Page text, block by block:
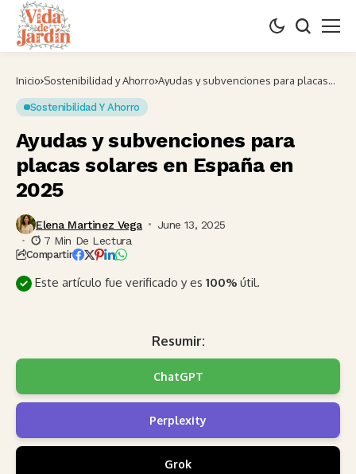
Inicio Sostenibilidad y Ahorro Ayudas y subvenciones para placas
Sostenibilidad Y Ahorro
Ayudas y subvenciones para
placas solares en España en
2025
Elena Martinez Vega
June 13, 2025
7 Min De Lectura
Compartir
Este artículo fue verificado y es 100% útil.
Resumir:
ChatGPT
Perplexity
Grok